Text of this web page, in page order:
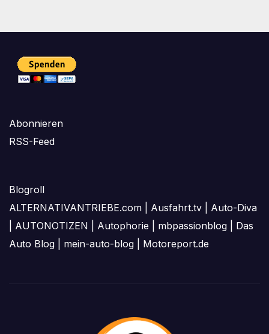
Abonnieren
RSS-Feed
Blogroll
ALTERNATIVANTRIEBE.com
Ausfahrt.tv
Auto-Diva
AUTONOTIZEN Autophorie mbpassionblog
Das
Auto Blog
mein-auto-blog Motoreport.de